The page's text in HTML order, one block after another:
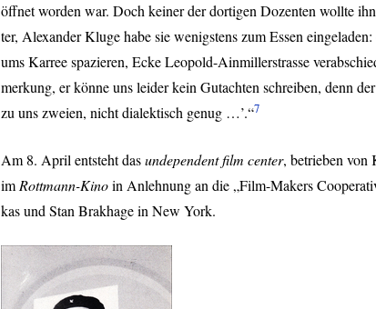
öffnet worden war. Doch keiner der dortigen Dozenten wollte
ter, Alexander Kluge habe sie wenigstens zum Essen
ums Karree spazieren, Ecke Leopold-Ainmillerstrasse
merkung, er könne uns leider kein Gutachten schreiben, denn der
zu uns zweien, nicht dialektisch genug …’.“7
Am 8. April entsteht dasundependent film center, betrieben von
im Rottmann-Kinoin Anlehnung an die „Film-Makers
kas und Stan Brakhage in New York.